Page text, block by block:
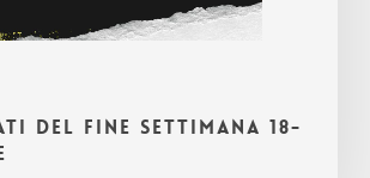
del fine settimana 18-